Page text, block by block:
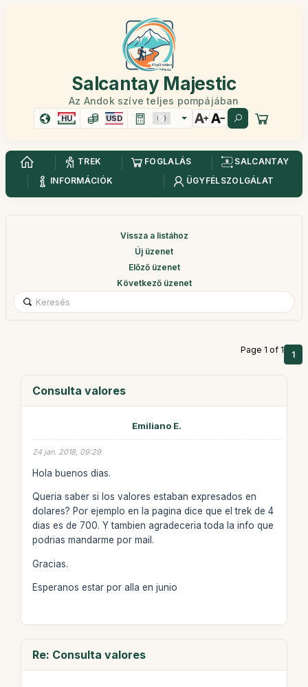
Salcantay Majestic
Az Andok szíve teljes pompájában
HU USD
TREK FOGLALÁS
SALCANTAY
INFORMÁCIÓK
ÜGYFÉLSZOLGÁLAT
Vissza a listához
Új üzenet
Előző üzenet
Következő üzenet
Page 1 of 1 1
Consulta valores
Emiliano E.
24 jan. 2018, 09:29
Hola buenos dias.
Queria saber si los valores estaban expresados en
dolares? Por ejemplo en la pagina dice que el trek de 4
dias es de 700. Y tambien agradeceria toda la info que
podrias mandarme por mail.
Gracias.
Esperanos estar por alla en junio
Re: Consulta valores